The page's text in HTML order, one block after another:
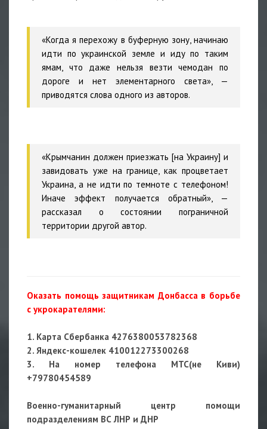
«Когда я перехожу в буферную зону, начинаю
идти по украинской земле и иду по таким
ямам, что даже нельзя везти чемодан по
дороге и нет элементарного света», —
приводятся слова одного из авторов.
«Крымчанин должен приезжать [на Украину] и
завидовать уже на границе, как процветает
Украина, а не идти по темноте с телефоном!
Иначе эффект получается обратный», —
рассказал о состоянии пограничной
территории другой автор.
Оказать помощь защитникам Донбасса в борьбе
с укрокарателями:
1. Карта Сбербанка 4276380053782368
2. Яндекс-кошелек 410012273300268
3. На номер телефона МТС(не Киви)
+79780454589
Военно-гуманитарный центр помощи
подразделениям ВС ЛНР и ДНР